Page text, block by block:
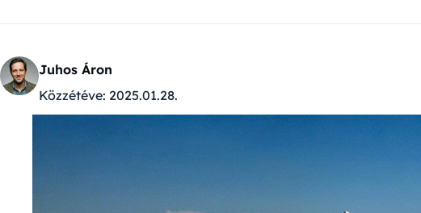
Juhos Áron
Közzétéve: 2025.01.28.